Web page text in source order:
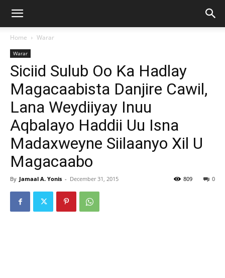
Home Warar
Warar
Siciid Sulub Oo Ka Hadlay
Magacaabista Danjire Cawil,
Lana Weydiiyay Inuu
Aqbalayo Haddii Uu Isna
Madaxweyne Siilaanyo Xil U
Magacaabo
By Jamaal A. Yonis - December 31, 2015 0
809